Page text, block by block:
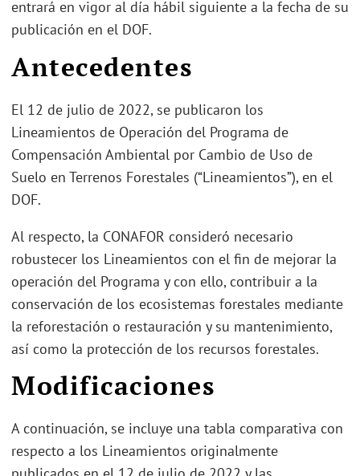
entrará en vigor al día hábil siguiente a la fecha de su
publicación en el DOF.
Antecedentes
El 12 de julio de 2022, se publicaron los
Lineamientos de Operación del Programa de
Compensación Ambiental por Cambio de Uso de
Suelo en Terrenos Forestales (“Lineamientos”), en el
DOF.
Al respecto, la CONAFOR consideró necesario
robustecer los Lineamientos con el fin de mejorar la
operación del Programa y con ello, contribuir a la
conservación de los ecosistemas forestales mediante
la reforestación o restauración y su mantenimiento,
así como la protección de los recursos forestales.
Modificaciones
A continuación, se incluye una tabla comparativa con
respecto a los Lineamientos originalmente